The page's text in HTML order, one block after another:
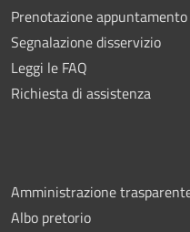
Prenotazione appuntamento
Segnalazione disservizio
Leggi le FAQ
Richiesta di assistenza
Amministrazione
Albo pretorio